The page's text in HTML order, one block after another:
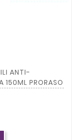
ANTI-
150ML PRORASO